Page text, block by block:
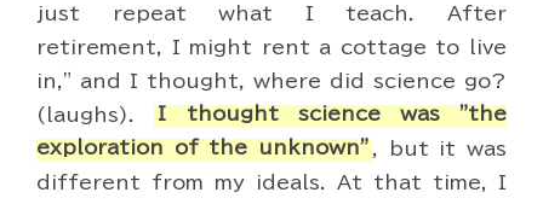
just repeat what I teach. After
retirement, I might rent a cottage to live
in," and I thought, where did science go?
(laughs).
I thought science was "the
exploration of the unknown" , but it was
different from my ideals. At that time, I